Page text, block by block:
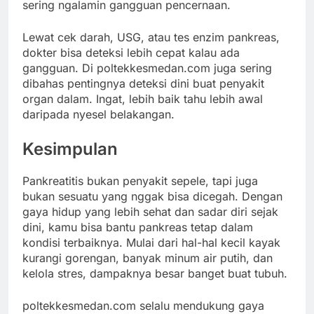
sering ngalamin gangguan pencernaan.
Lewat cek darah, USG, atau tes enzim pankreas,
dokter bisa deteksi lebih cepat kalau ada
gangguan. Di poltekkesmedan.com juga sering
dibahas pentingnya deteksi dini buat penyakit
organ dalam. Ingat, lebih baik tahu lebih awal
daripada nyesel belakangan.
Kesimpulan
Pankreatitis bukan penyakit sepele, tapi juga
bukan sesuatu yang nggak bisa dicegah. Dengan
gaya hidup yang lebih sehat dan sadar diri sejak
dini, kamu bisa bantu pankreas tetap dalam
kondisi terbaiknya. Mulai dari hal-hal kecil kayak
kurangi gorengan, banyak minum air putih, dan
kelola stres, dampaknya besar banget buat tubuh.
poltekkesmedan.com selalu mendukung gaya